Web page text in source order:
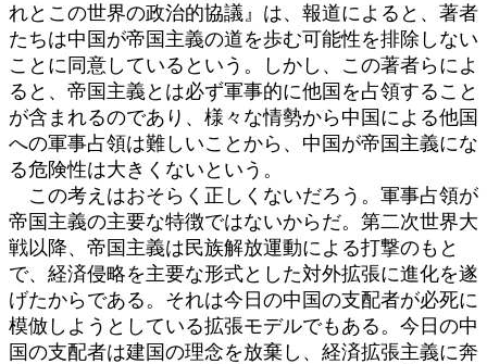
れとこの世界の政治的協議』は、報道によると、著者
たちは中国が帝国主義の道を歩む可能性を排除しない
ことに同意しているという。しかし、この著者らによ
ると、帝国主義とは必ず軍事的に他国を占領すること
が含まれるのであり、様々な情勢から中国による他国
への軍事占領は難しいことから、中国が帝国主義にな
る危険性は大きくないという。
この考えはおそらく正しくないだろう。軍事占領が
帝国主義の主要な特徴ではないからだ。第二次世界大
戦以降、帝国主義は民族解放運動による打撃のもと
で、経済侵略を主要な形式とした対外拡張に進化を遂
げたからである。それは今日の中国の支配者が必死に
模倣しようとしている拡張モデルでもある。今日の中
国の支配者は建国の理念を放棄し、経済拡張主義に奔